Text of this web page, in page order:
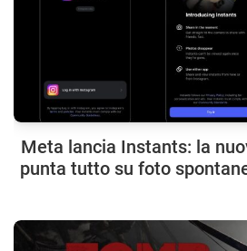
Meta lancia Instants: la
punta tutto su foto